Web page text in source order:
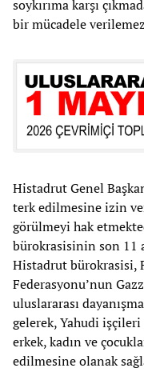
soykırıma karşı
bir mücadele
Histadrut Genel
terk edilmesine izin
görülmeyi hak
bürokrasisinin son 11
Histadrut bürokrasisi,
Federasyonu’nun
uluslararası
gelerek, Yahudi
erkek, kadın ve
edilmesine olanak